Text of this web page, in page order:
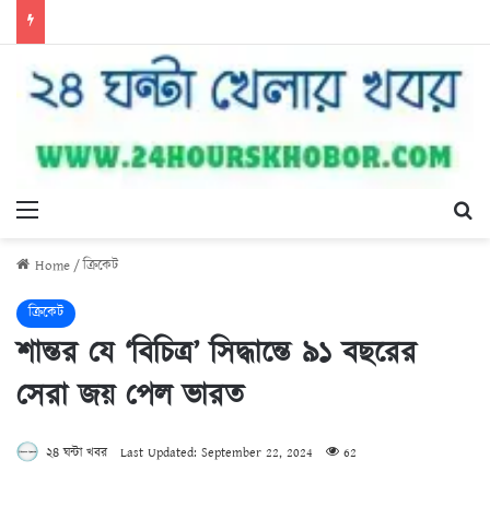
Menu
Home/ক্রিকেট
ক্রিকেট
শান্তর যে ‘বিচিত্র’ সিদ্ধান্তে ৯১ বছরের
সেরা জয় পেল ভারত
২৪ ঘন্টা খবর Last Updated: September 22, 2024 62